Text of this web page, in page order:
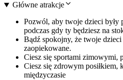
Główne atrakcje
Pozwól, aby twoje dzieci były
podczas gdy ty będziesz na
Bądź spokojny, że twoje
zaopiekowane.
Ciesz się sportami zimowymi,
Ciesz się zdrowym
międzyczasie